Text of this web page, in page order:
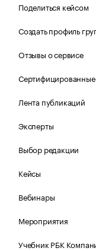
Поделиться кейсом
Создать профиль
Отзывы о сервисе
Лента публикаций
Эксперты
Выбор редакции
Кейсы
Вебинары
Мероприятия
Учебник РБК